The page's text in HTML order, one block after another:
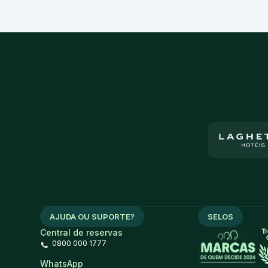
AJUDA OU SUPORTE?
Central de reservas
0800 000 1777
WhatsApp
SELOS